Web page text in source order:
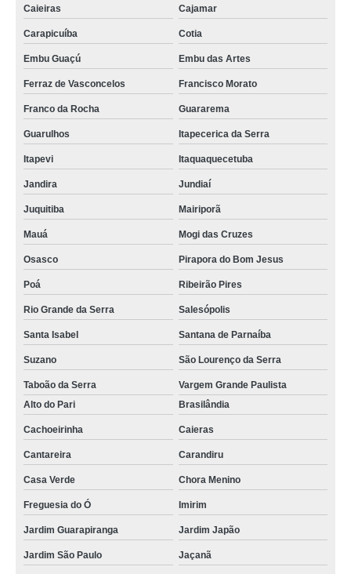
Caieiras Cajamar
Carapicuíba Cotia
Embu Guaçú Embu das Artes
Ferraz de Vasconcelos Francisco Morato
Franco da Rocha Guararema
Guarulhos Itapecerica da Serra
Itapevi Itaquaquecetuba
Jandira Jundiaí
Juquitiba Mairiporã
Mauá Mogi das Cruzes
Osasco Pirapora do Bom Jesus
Poá Ribeirão Pires
Rio Grande da Serra Salesópolis
Santa Isabel Santana de Parnaíba
Suzano São Lourenço da Serra
Taboão da Serra
Vargem Grande Paulista
Alto do Pari
Brasilândia
Cachoeirinha Caieras
Cantareira Carandiru
Casa Verde Chora Menino
Freguesia do Ó Imirim
Jardim Guarapiranga Jardim Japão
Jardim São Paulo Jaçanã